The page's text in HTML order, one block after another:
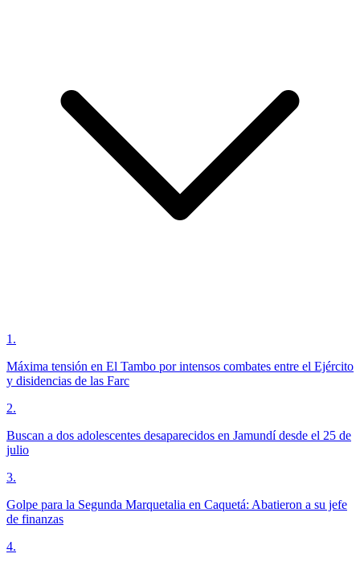
1 .
Máxima tensión en El Tambo por intensos combates entre el Ejército
y disidencias de las Farc
2.
Buscan a dos adolescentes desaparecidos en Jamundí desde el 25 de
julio
3.
Golpe para la Segunda Marquetalia en Caquetá: Abatieron a su jefe
de finanzas
4.